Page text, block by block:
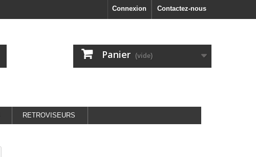
Contactez-nous
Connexion
Panier (vide)
RETROVISEURS